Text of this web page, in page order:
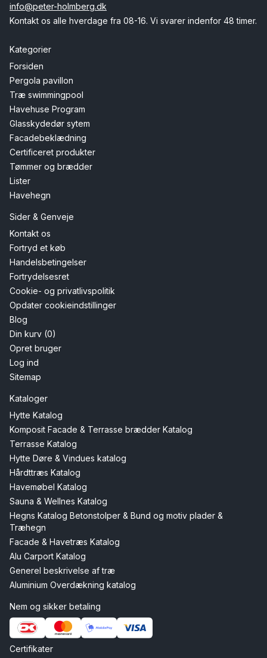
info@peter-holmberg.dk
Kontakt os alle hverdage fra 08-16. Vi svarer indenfor 48 timer.
Kategorier
Forsiden
Pergola pavillon
Træ swimmingpool
Havehuse Program
Glasskydedør sytem
Facadebeklædning
Certificeret produkter
Tømmer og brædder
Lister
Havehegn
Sider & Genveje
Kontakt os
Fortryd et køb
Handelsbetingelser
Fortrydelsesret
Cookie- og privatlivspolitik
Opdater cookieindstillinger
Blog
Din kurv (0)
Opret bruger
Log ind
Sitemap
Kataloger
Hytte Katalog
Komposit Facade & Terrasse brædder Katalog
Terrasse Katalog
Hytte Døre & Vindues katalog
Hårdttræs Katalog
Havemøbel Katalog
Sauna & Wellnes Katalog
Hegns Katalog Betonstolper & Bund og motiv plader &
Træhegn
Facade & Havetræs Katalog
Alu Carport Katalog
Generel beskrivelse af træ
Aluminium Overdækning katalog
Nem og sikker betaling
Certifikater